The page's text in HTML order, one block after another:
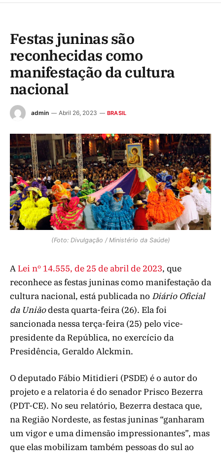
Festas juninas são
reconhecidas como
manifestação da cultura
nacional
admin Abril 26, 2023 BRASIL
(Foto: Divulgação / Ministério da Saúde)
A Lei nº 14.555, de 25 de abril de 2023, que
reconhece as festas juninas como manifestação da
cultura nacional, está publicada no Diário Oficial
da Uniãodesta quarta-feira (26). Ela foi
sancionada nessa terça-feira (25) pelo vice-
presidente da República, no exercício da
Presidência, Geraldo Alckmin.
O deputado Fábio Mitidieri (PSDE) é o autor do
projeto e a relatoria é do senador Prisco Bezerra
(PDT-CE). No seu relatório, Bezerra destaca que,
na Região Nordeste, as festas juninas “ganharam
um vigor e uma dimensão impressionantes”, mas
que elas mobilizam também pessoas do sul ao